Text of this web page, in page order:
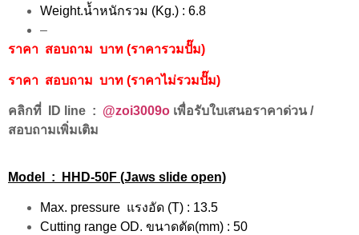
Weight.น้ำหนักรวม (Kg.) : 6.8
–
ราคา สอบถาม บาท (ราคารวมปั๊ม)
ราคา สอบถาม บาท (ราคาไม่รวมปั๊ม)
คลิกที่ ID line : @zoi3009o เพื่อรับใบเสนอราคาด่วน /
สอบถามเพิ่มเติม
Model : HHD-50F (Jaws slide open)
Max. pressure แรงอัด (T) : 13.5
Cutting range OD. ขนาดตัด(mm) : 50